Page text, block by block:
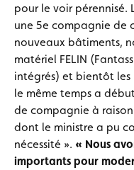
pour le voir pérennisé.
une 5e compagnie de
nouveaux bâtiments,
matériel FELIN (
intégrés) et bientôt les
le même temps a
de compagnie à
dont le ministre a pu
nécessité ». « Nous
importants pour